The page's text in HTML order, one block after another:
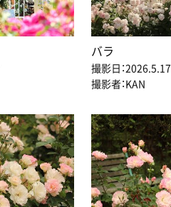
バラ
撮影日：2026.5.17
撮影者：KAN